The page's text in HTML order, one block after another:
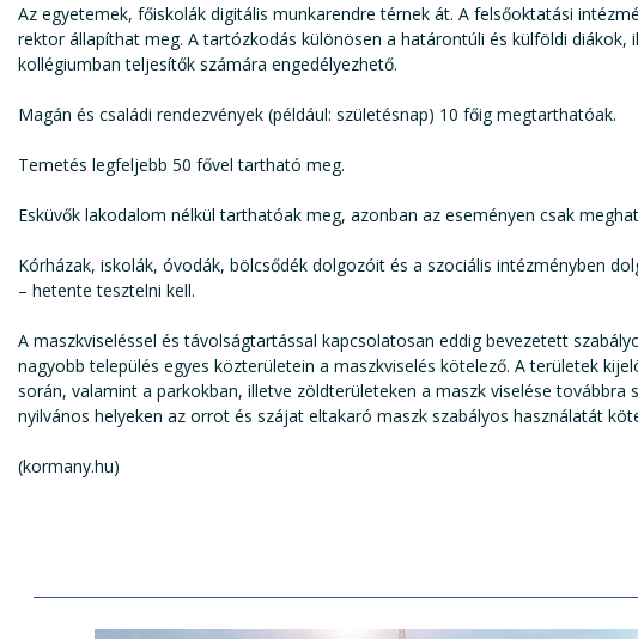
Az egyetemek, főiskolák digitális munkarendre térnek át. A felsőoktatási
rektor állapíthat meg. A tartózkodás különösen a határontúli és külföldi
kollégiumban teljesítők számára engedélyezhető.
Magán és családi rendezvények (például: születésnap) 10 főig megtarthatóak.
Temetés legfeljebb 50 fővel tartható meg.
Esküvők lakodalom nélkül tarthatóak meg, azonban az eseményen csak
Kórházak, iskolák, óvodák, bölcsődék dolgozóit és a szociális intézményben
– hetente tesztelni kell.
A maszkviseléssel és távolságtartással kapcsolatosan eddig bevezetett
nagyobb település egyes közterületein a maszkviselés kötelező. A területek
során, valamint a parkokban, illetve zöldterületeken a maszk viselése
nyilvános helyeken az orrot és szájat eltakaró maszk szabályos használatát
(kormany.hu)